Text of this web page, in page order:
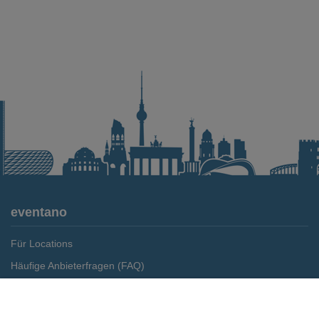
eventano
Für Locations
Häufige Anbieterfragen (FAQ)